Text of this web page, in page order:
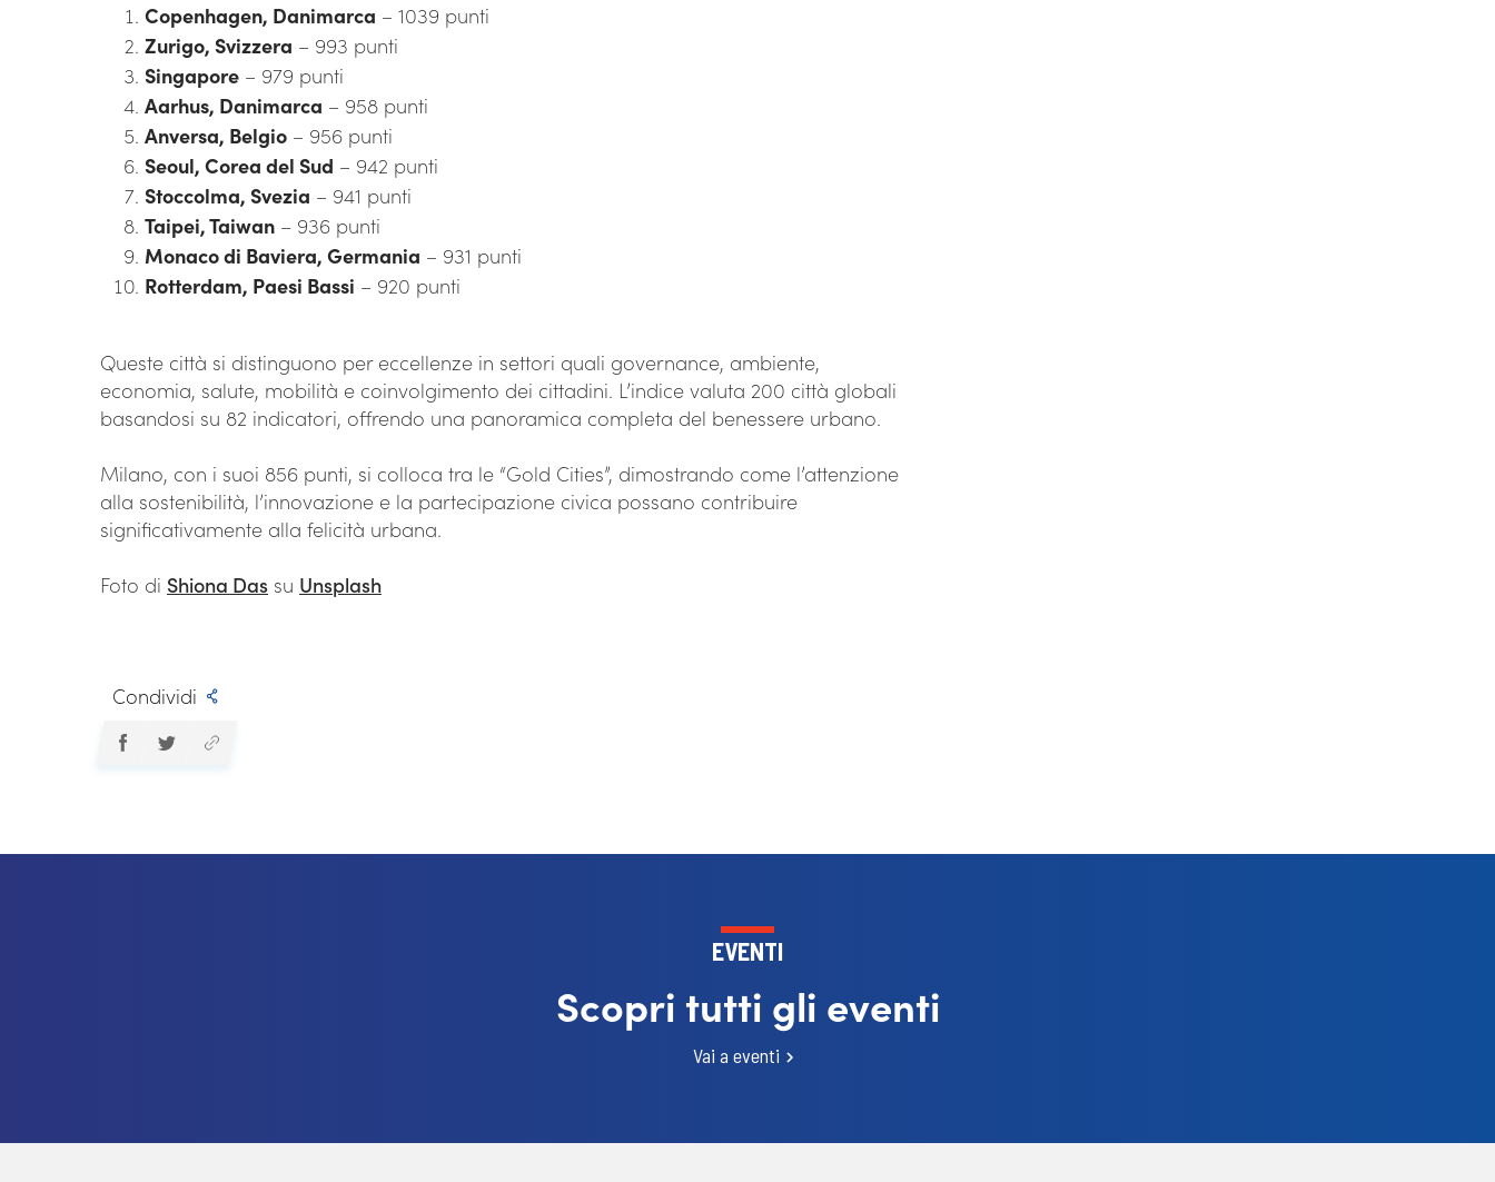
Copenhagen, Danimarca – 1039 punti
Zurigo, Svizzera – 993 punti
Singapore – 979 punti
Aarhus, Danimarca – 958 punti
Anversa, Belgio – 956 punti
Seoul, Corea del Sud – 942 punti
Stoccolma, Svezia – 941 punti
Taipei, Taiwan – 936 punti
Monaco di Baviera, Germania – 931 punti
Rotterdam, Paesi Bassi – 920 punti
Queste città si distinguono per eccellenze in settori quali governance, ambiente,
economia, salute, mobilità e coinvolgimento dei cittadini. L’indice valuta 200 città globali
basandosi su 82 indicatori, offrendo una panoramica completa del benessere urbano.
Milano, con i suoi 856 punti, si colloca tra le “Gold Cities”, dimostrando come l’attenzione
alla sostenibilità, l’innovazione e la partecipazione civica possano contribuire
significativamente alla felicità urbana.
Foto di Shiona Das su Unsplash
Condividi
EVENTI
Scopri tutti gli eventi
Vai a eventi